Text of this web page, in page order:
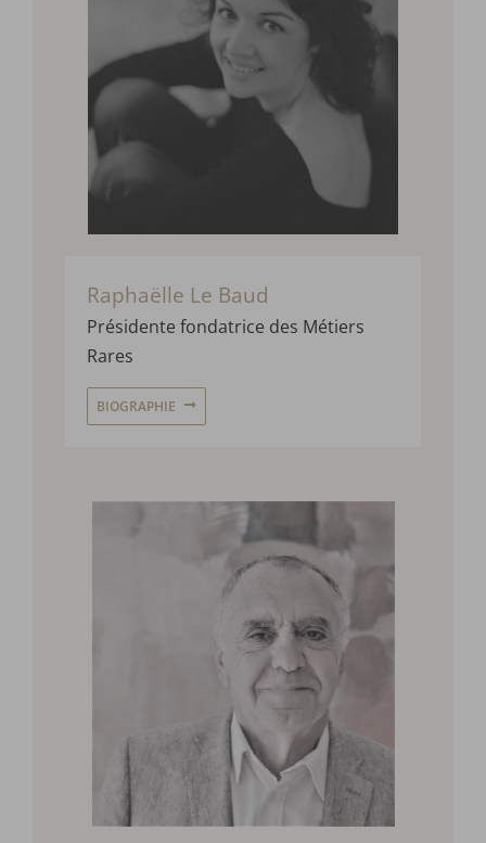
Raphaëlle Le Baud
Présidente fondatrice des Métiers
Rares
BIOGRAPHIE